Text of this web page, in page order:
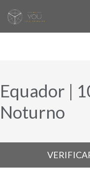
Equador |
Noturno